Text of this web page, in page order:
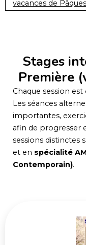
vacances de
Stages
Première
Chaque session
Les séances
importantes,
afin de progresser
sessions distinctes
et en spécialité
Contemporain).